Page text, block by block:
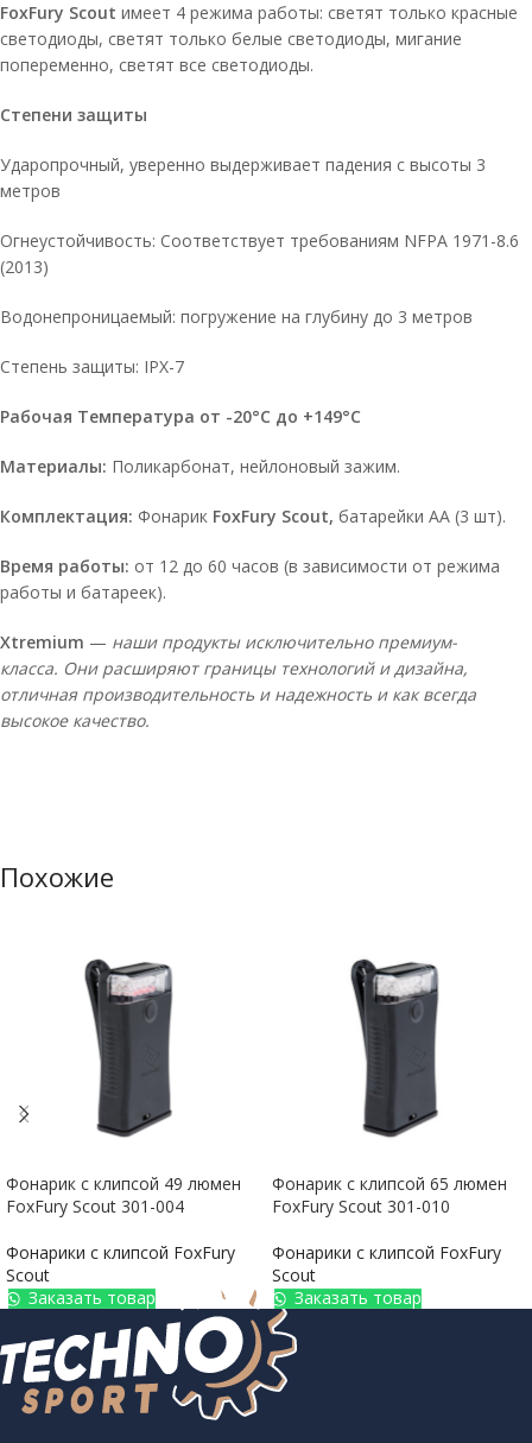
FoxFury Scout имеет 4 режима работы: светят только красные
светодиоды, светят только белые светодиоды, мигание
попеременно, светят все светодиоды.
Степени защиты
Ударопрочный, уверенно выдерживает падения с высоты 3
метров
Огнеустойчивость: Соответствует требованиям NFPA 1971-8.6
(2013)
Водонепроницаемый: погружение на глубину до 3 метров
Степень защиты: IPX-7
Рабочая Температура от -20°C до +149°C
Материалы: Поликарбонат, нейлоновый зажим.
Комплектация: Фонарик FoxFury Scout, батарейки AA (3 шт).
Время работы: от 12 до 60 часов (в зависимости от режима
работы и батареек).
Xtremium — наши продукты исключительно премиум-
класса. Они расширяют границы технологий и дизайна,
отличная производительность и надежность и как всегда
высокое качество.
Похожие
Фонарик с клипсой 49 люмен
FoxFury Scout 301-004
Фонарики с клипсой FoxFury
Scout
Заказать товар
Фонарик с клипсой 65 люмен
FoxFury Scout 301-010
Фонарики с клипсой FoxFury
Scout
Заказать товар